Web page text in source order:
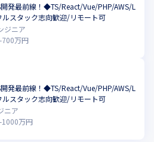
発最前線！◆TS/React/Vue/PHP/AWS/L
スタック志向歓迎/リモート可
ジニア
-700万円
発最前線！◆TS/React/Vue/PHP/AWS/L
スタック志向歓迎/リモート可
ニア
-1000万円